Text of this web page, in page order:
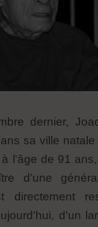
dernier,
sa ville natale
l'âge de 91
d'une
directement
d'un